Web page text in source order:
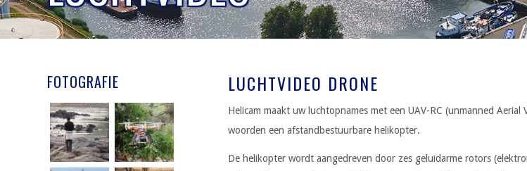
FOTOGRAFIE LUCHTVIDEO DRONE
Helicam maakt uw luchtopnames met een UAV-RC (unmanned
woorden een afstandbestuurbare helikopter.
De helikopter wordt aangedreven door zes geluidarme rotors